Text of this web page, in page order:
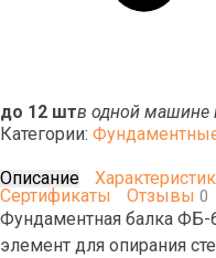
до 12 штв одной машине
Категории:
Описание
Сертификаты
Отзывы 0
Фундаментная балка
элемент для опирания